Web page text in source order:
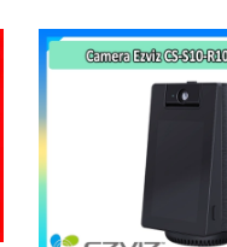
Với...